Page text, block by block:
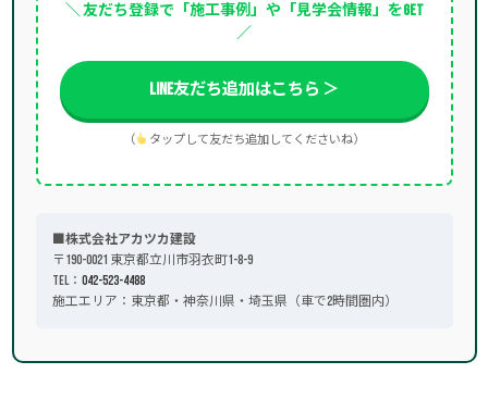
＼ 友だち登録で「施工事例」や「見学会情報」をGET
／
LINE友だち追加はこちら ＞
（ タップして友だち追加してくださいね）
■株式会社アカツカ建設
〒190-0021 東京都立川市羽衣町1-8-9
TEL： 042-523-4488
施工エリア：東京都・神奈川県・埼玉県（車で2時間圏内）